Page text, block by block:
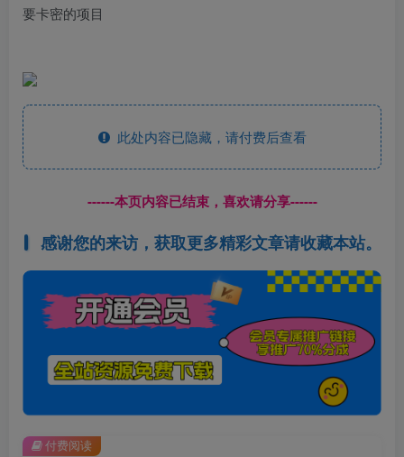
要卡密的项目
此处内容已隐藏，请付费后查看
------本页内容已结束，喜欢请分享------
感谢您的来访，获取更多精彩文章请收藏本站。
付费阅读